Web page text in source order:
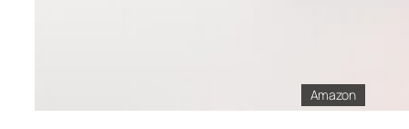
Amazon